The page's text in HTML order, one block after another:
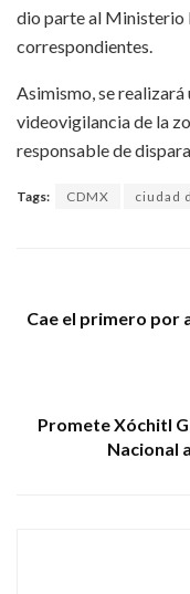
dio parte al Ministerio
correspondientes.
Asimismo, se realizará
videovigilancia de la
responsable de
Tags: CDMX ciudad
Cae el primero por
Promete Xóchitl
Nacional